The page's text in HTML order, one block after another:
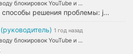
блокировок YouTube и ...
решения проблемы: j...
1 год назад
блокировок YouTube и ...